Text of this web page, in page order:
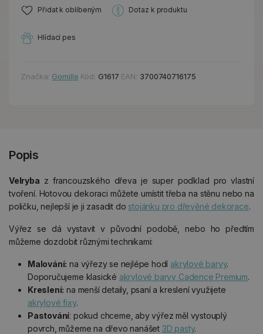
Přidat k oblíbeným Dotaz k produktu
Hlídací pes
Značka: Gomille Kód: G1617 EAN: 3700740716175
Popis
Velryba z francouzského dřeva je super podklad pro vlastní
tvoření. Hotovou dekoraci můžete umístit třeba na stěnu nebo na
poličku, nejlepší je ji zasadit do stojánku pro dřevěné dekorace.
Výřez se dá vystavit v původní podobě, nebo ho předtím
můžeme dozdobit různými technikami:
Malování: na výřezy se nejlépe hodí akrylové barvy.
Doporučujeme klasické akrylové barvy Cadence Premium.
Kreslení: na menší detaily, psaní a kreslení využijete
akrylové fixy.
Pastování: pokud chceme, aby výřez měl vystouplý
povrch, můžeme na dřevo nanášet 3D pasty.